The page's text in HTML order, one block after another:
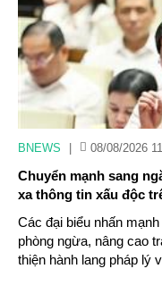
BNEWS 08/08/2026
Chuyển mạnh sang
xa thông tin xấu độc
Các đại biểu nhấn
phòng ngừa, nâng cao
thiện hành lang pháp lý